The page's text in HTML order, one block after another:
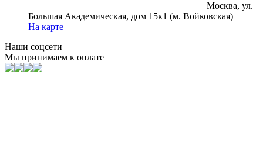
Москва, ул.
Большая Академическая, дом 15к1 (м. Войковская)
На карте
Наши соцсети
Мы принимаем к оплате